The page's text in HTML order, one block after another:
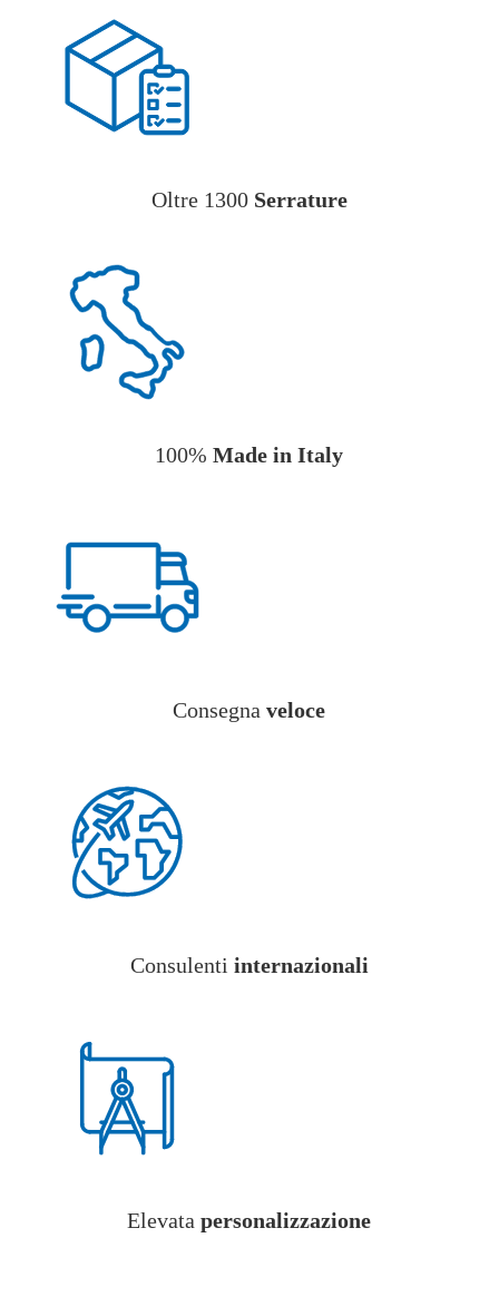
Oltre 1300 Serrature
100%Made in Italy
Consegnaveloce
Consulenti internazionali
Elevatapersonalizzazione